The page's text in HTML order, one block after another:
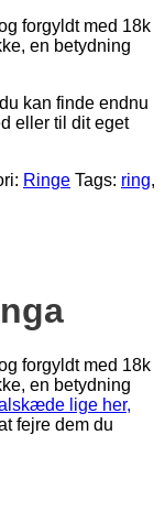
forgyldt med 18k
en betydning
kan finde endnu
eller til dit eget
Ringe Tags: ring,
forgyldt med 18k
en betydning
lige her,
fejre dem du